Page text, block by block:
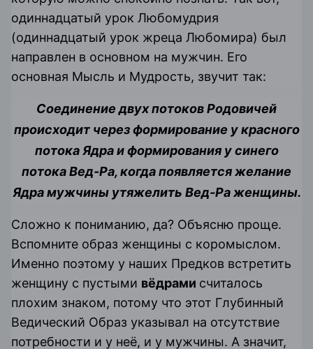
одиннадцатый урок Любомудрия
(одиннадцатый урок жреца Любомира) был
направлен в основном на мужчин. Его
основная Мысль и Мудрость, звучит так:
Соединение двух потоков Родовичей
происходит через формирование у красного
потока Ядра и формирования у синего
потока Вед-Ра, когда появляется желание
Ядра мужчины утяжелить Вед-Ра женщины.
Сложно к пониманию, да? Объясню проще.
Вспомните образ женщины с коромыслом.
Именно поэтому у наших Предков встретить
женщину с пустыми вёдрами считалось
плохим знаком, потому что этот Глубинный
Ведический Образ указывал на отсутствие
потребности и у неё, и у мужчины. А значит,